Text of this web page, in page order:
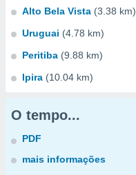
Alto Bela Vista (3.38 km)
Uruguai (4.78 km)
Peritiba (9.88 km)
Ipira (10.04 km)
O tempo...
PDF
mais informações